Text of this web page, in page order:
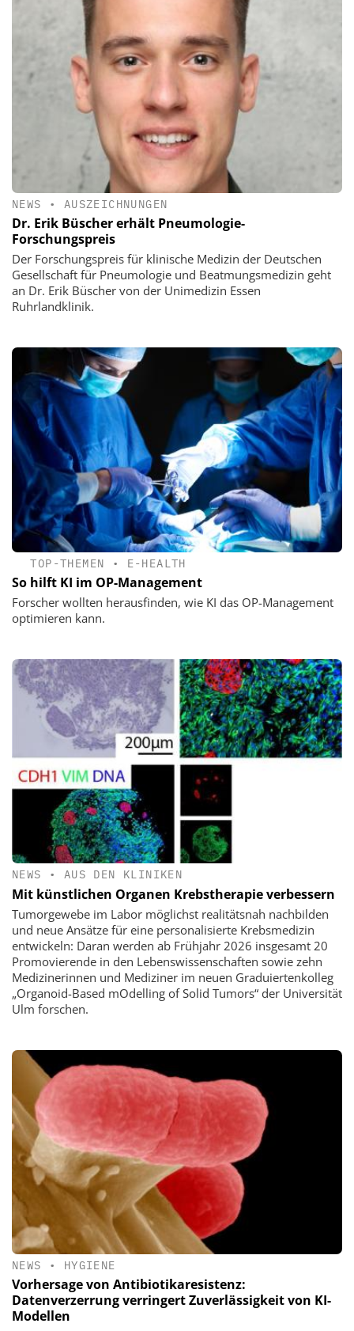
NEWS • AUSZEICHNUNGEN
Dr. Erik Büscher erhält Pneumologie-
Forschungspreis
Der Forschungspreis für klinische Medizin der Deutschen
Gesellschaft für Pneumologie und Beatmungsmedizin geht
an Dr. Erik Büscher von der Unimedizin Essen
Ruhrlandklinik.
TOP-THEMEN • E-HEALTH
So hilft KI im OP-Management
Forscher wollten herausfinden, wie KI das OP-Management
optimieren kann.
NEWS • AUS DEN KLINIKEN
Mit künstlichen Organen Krebstherapie verbessern
Tumorgewebe im Labor möglichst realitätsnah nachbilden
und neue Ansätze für eine personalisierte Krebsmedizin
entwickeln: Daran werden ab Frühjahr 2026 insgesamt 20
Promovierende in den Lebenswissenschaften sowie zehn
Medizinerinnen und Mediziner im neuen Graduiertenkolleg
„Organoid-Based mOdelling of Solid Tumors“ der Universität
Ulm forschen.
NEWS • HYGIENE
Vorhersage von Antibiotikaresistenz:
Datenverzerrung verringert Zuverlässigkeit von KI-
Modellen